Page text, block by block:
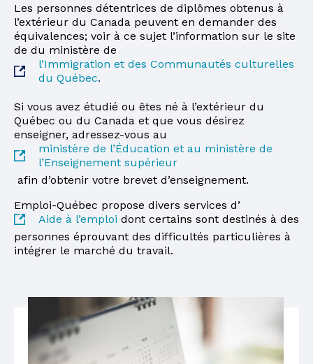
Les personnes détentrices de diplômes obtenus à
l’extérieur du Canada peuvent en demander des
équivalences; voir à ce sujet l’information sur le site
de du ministère de
l’Immigration et des Communautés culturelles
du Québec.
Si vous avez étudié ou êtes né à l’extérieur du
Québec ou du Canada et que vous désirez
enseigner, adressez-vous au
ministère de l’Éducation et au ministère de
l’Enseignement supérieur
afin d’obtenir votre brevet d’enseignement.
Emploi-Québec propose divers services d’
Aide à l’emploi dont certains sont destinés à des
personnes éprouvant des difficultés particulières à
intégrer le marché du travail.